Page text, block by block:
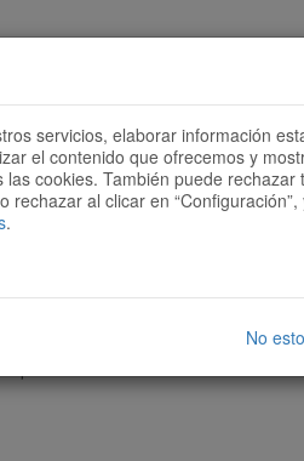
ser col·laborador?
servicios, elaborar información
el contenido que ofrecemos y
cookies. También puede
rechazar al clicar en
.
No